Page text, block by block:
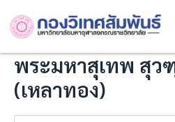
content
พระมหาสุ​เทพ​ สุว
(เหลาทอง)​